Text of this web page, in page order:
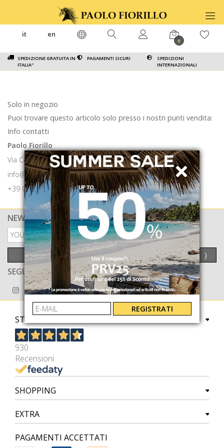
SPEDIZIONE GRATUITA IN
ITALIA*
PAGAMENTI SICURI
SPEDIZIONI
INTERNAZIONALI
it en
0
Solo in negozio
Puoi trovare questo articolo solo presso i nostri punti vendita:
Info contatti
Paolo Fiorillo
Via Calabritto 9 80121 Napoli
info@paolofiorillo.com
+39 081 1857 6024
NEWSLETTER
PRIVACY POLICY
INVIA ⟩
SEGUICI ANCHE SU
STORE
930
Recensioni
SHOPPING
EXTRA
PAGAMENTI ACCETTATI
REGISTRATI